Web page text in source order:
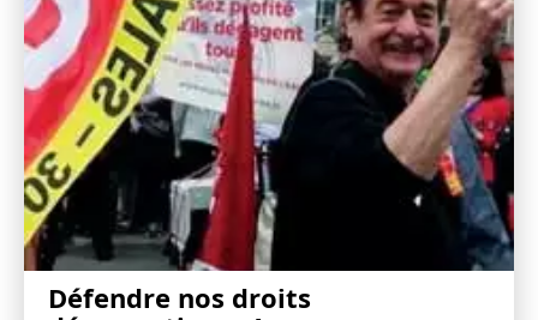
Défendre nos droits